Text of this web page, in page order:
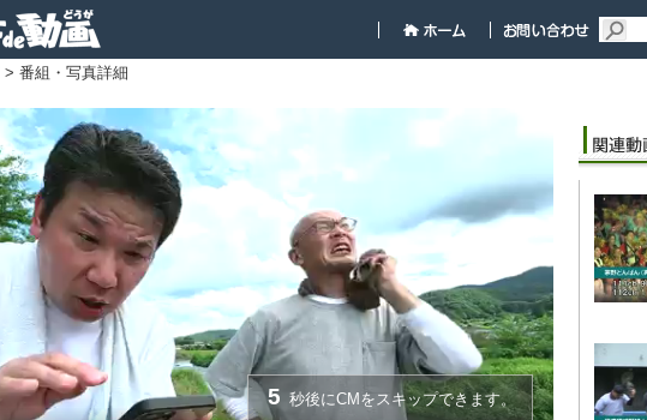
> 番組・写真詳細
5 秒後にCMをスキップできます。